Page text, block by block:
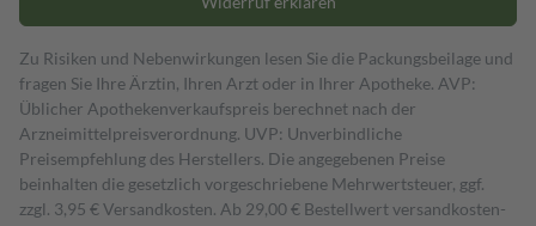
Zu Risiken und Nebenwirkungen lesen Sie die Packungsbeilage und
fragen Sie Ihre Ärztin, Ihren Arzt oder in Ihrer Apotheke. AVP:
Üblicher Apothekenverkaufspreis berechnet nach der
Arzneimittelpreisverordnung. UVP: Unverbindliche
Preisempfehlung des Herstellers. Die angegebenen Preise
beinhalten die gesetzlich vorgeschriebene Mehrwertsteuer, ggf.
zzgl. 3,95 € Versandkosten. Ab 29,00 € Bestell­wert versand­kosten­